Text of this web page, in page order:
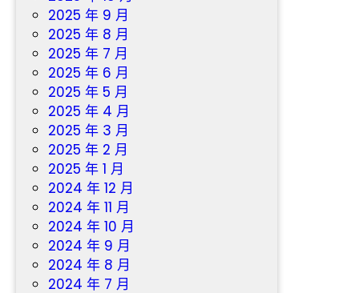
2025 年 9 月
2025 年 8 月
2025 年 7 月
2025 年 6 月
2025 年 5 月
2025 年 4 月
2025 年 3 月
2025 年 2 月
2025 年 1 月
2024 年 12 月
2024 年 11 月
2024 年 10 月
2024 年 9 月
2024 年 8 月
2024 年 7 月